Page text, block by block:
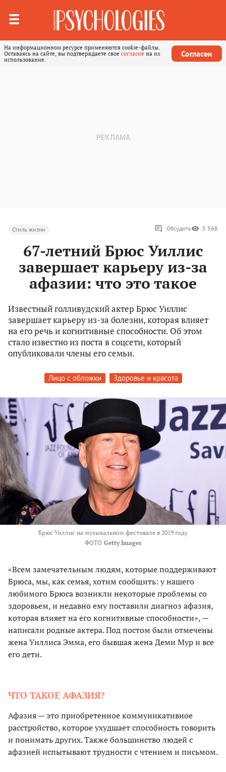
На информационном ресурсе применяются cookie-файлы.
Оставаясь на сайте, вы подтверждаете свое согласие на их
использование.
Согласен
Стиль жизни Обсудить 5 568
67-летний Брюс Уиллис
завершает карьеру из-за
афазии: что это такое
Известный голливудский актер Брюс Уиллис
завершает карьеру из-за болезни, которая влияет
на его речь и когнитивные способности. Об этом
стало известно из поста в соцсети, который
опубликовали члены его семьи.
Лицо с обложки Здоровье и красота
Брюс Уиллис на музыкальном фестивале в 2019 году
ФОТО Getty Images
«Всем замечательным людям, которые поддерживают
Брюса, мы, как семья, хотим сообщить: у нашего
любимого Брюса возникли некоторые проблемы со
здоровьем, и недавно ему поставили диагноз афазия,
которая влияет на его когнитивные способности», —
написали родные актера. Под постом были отмечены
жена Уиллиса Эмма, его бывшая жена Деми Мур и все
его дети.
ЧТО ТАКОЕ АФАЗИЯ?
Афазия — это приобретенное коммуникативное
расстройство, которое ухудшает способность говорить
и понимать других. Также большинство людей с
афазией испытывают трудности с чтением и письмом.